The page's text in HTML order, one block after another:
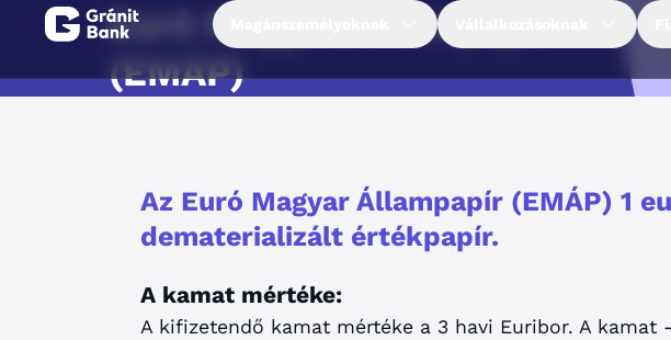
Magánszemélyeknek
Befektetőknek
Euró Magyar Állampapír
(EMÁP)
Az Euró Magyar Állampapír (EMÁP) 1
dematerializált értékpapír.
A kamat mértéke:
A kifizetendő kamat mértéke a 3 havi Euribor. A